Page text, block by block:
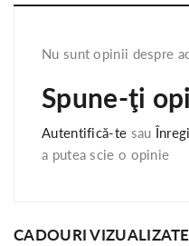
Nu sunt opinii despre
Spune-ţi
Autentifică-te sau
a putea scie o opinie
CADOURI